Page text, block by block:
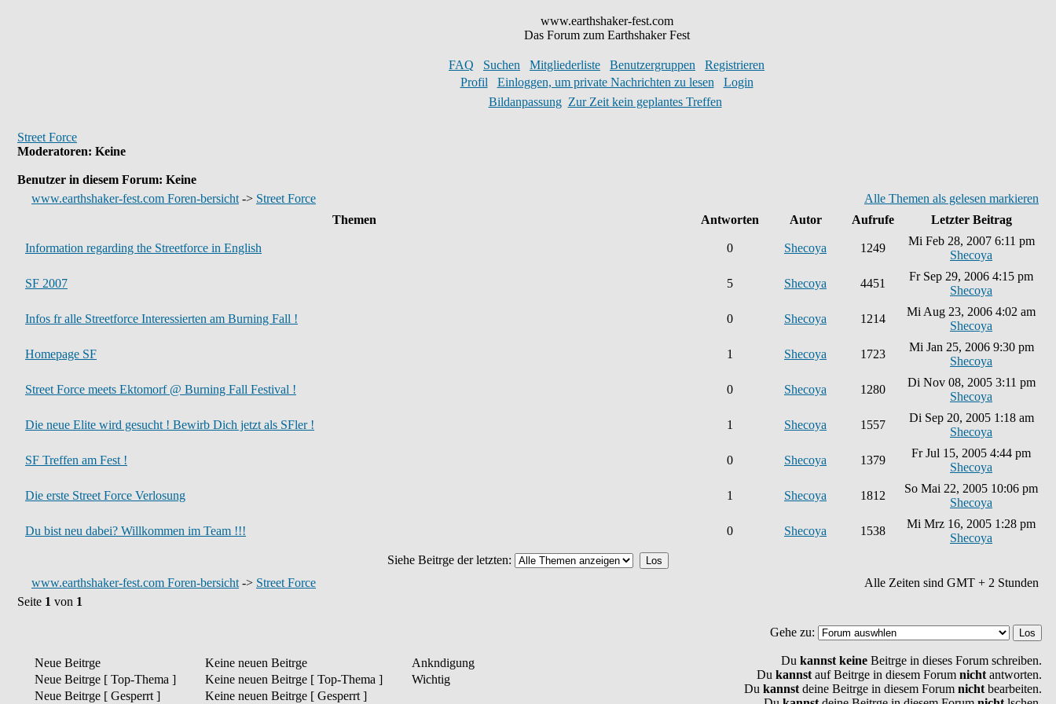
www.earthshaker-fest.com
Das Forum zum Earthshaker Fest
FAQ Suchen Mitgliederliste Benutzergruppen
Registrieren
Profil
Einloggen, um private Nachrichten zu lesen
Login
Bildanpassung Zur Zeit kein geplantes Treffen
Street Force
Moderatoren: Keine
Benutzer in diesem Forum: Keine
www.earthshaker-fest.com Foren-bersicht -> Street Force
Alle Themen als gelesen markieren
Themen
Antworten Autor Aufrufe Letzter Beitrag
Information regarding the Streetforce in English 0 Shecoya 1249
Mi Feb 28, 2007 6:11 pm
Shecoya
SF 2007 5 Shecoya 4451
Fr Sep 29, 2006 4:15 pm
Shecoya
Infos fr alle Streetforce Interessierten am Burning Fall ! 0 Shecoya 1214
Mi Aug 23, 2006 4:02 am
Shecoya
Homepage SF 1 Shecoya 1723
Mi Jan 25, 2006 9:30 pm
Shecoya
Street Force meets Ektomorf @ Burning Fall Festival ! 0 Shecoya 1280
Di Nov 08, 2005 3:11 pm
Shecoya
Die neue Elite wird gesucht ! Bewirb Dich jetzt als SFler ! 1 Shecoya 1557
Di Sep 20, 2005 1:18 am
Shecoya
SF Treffen am Fest ! 0 Shecoya 1379
Fr Jul 15, 2005 4:44 pm
Shecoya
Die erste Street Force Verlosung 1 Shecoya 1812
So Mai 22, 2005 10:06 pm
Shecoya
Du bist neu dabei? Willkommen im Team !!! 0 Shecoya 1538
Mi Mrz 16, 2005 1:28 pm
Shecoya
Siehe Beitrge der letzten:
www.earthshaker-fest.com Foren-bersicht -> Street Force
Alle Zeiten sind GMT + 2 Stunden
Seite 1 von 1
Gehe zu:
Neue Beitrge Keine neuen Beitrge
Ankndigung
Neue Beitrge [ Top-Thema ]
Keine neuen Beitrge [ Top-Thema ]
Wichtig
Neue Beitrge [ Gesperrt ]
Keine neuen Beitrge [ Gesperrt ]
Du kannst keine Beitrge in dieses Forum schreiben.
Du kannst auf Beitrge in diesem Forum nicht antworten.
Du kannst deine Beitrge in diesem Forum nicht bearbeiten.